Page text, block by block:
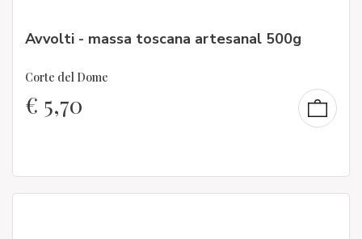
Avvolti - massa toscana artesanal 500g
Corte del Dome
€ 5,70